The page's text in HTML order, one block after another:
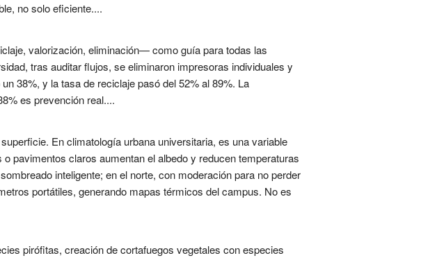
no solo eficiente....
valorización, eliminación— como guía para todas las
tras auditar flujos, se eliminaron impresoras individuales y
38%, y la tasa de reciclaje pasó del 52% al 89%. La
es prevención real....
En climatología urbana universitaria, es una variable
pavimentos claros aumentan el albedo y reducen temperaturas
inteligente; en el norte, con moderación para no perder
portátiles, generando mapas térmicos del campus. No es
pirófitas, creación de cortafuegos vegetales con especies